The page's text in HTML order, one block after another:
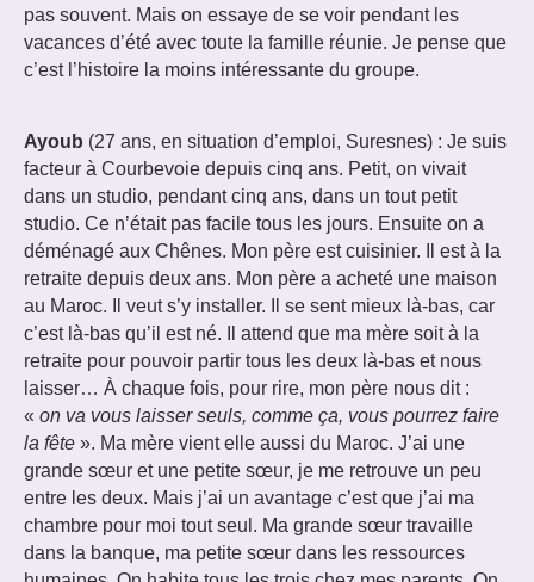
pas souvent. Mais on essaye de se voir pendant les
vacances d’été avec toute la famille réunie. Je pense que
c’est l’histoire la moins intéressante du groupe.
Ayoub (27 ans, en situation d’emploi, Suresnes) : Je suis
facteur à Courbevoie depuis cinq ans. Petit, on vivait
dans un studio, pendant cinq ans, dans un tout petit
studio. Ce n’était pas facile tous les jours. Ensuite on a
déménagé aux Chênes. Mon père est cuisinier. Il est à la
retraite depuis deux ans. Mon père a acheté une maison
au Maroc. Il veut s’y installer. Il se sent mieux là-bas, car
c’est là-bas qu’il est né. Il attend que ma mère soit à la
retraite pour pouvoir partir tous les deux là-bas et nous
laisser… À chaque fois, pour rire, mon père nous dit :
« on va vous laisser seuls, comme ça, vous pourrez faire
la fête ». Ma mère vient elle aussi du Maroc. J’ai une
grande sœur et une petite sœur, je me retrouve un peu
entre les deux. Mais j’ai un avantage c’est que j’ai ma
chambre pour moi tout seul. Ma grande sœur travaille
dans la banque, ma petite sœur dans les ressources